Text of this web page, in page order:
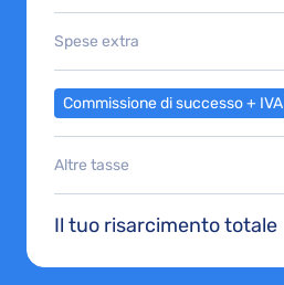
Spese extra
Commissione di successo + IVA
Altre tasse
Il tuo risarcimento totale